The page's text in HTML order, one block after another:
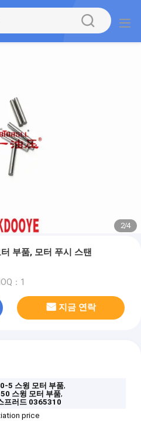
2/4
부품, 모터 푸시 스탠
：1
지금 연락
5 스윙 모터 부품,
스윙 모터 부품,
프러드 0365310
price